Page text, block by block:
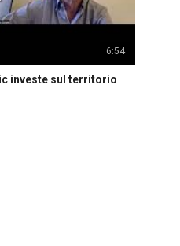
6:54
investe sul territorio